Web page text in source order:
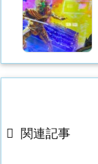
 関連記事